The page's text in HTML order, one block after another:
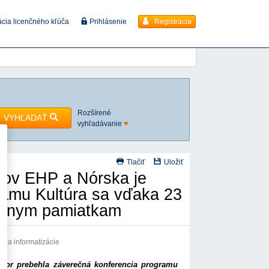
licenčného kľúča Prihlásenie Registrácia
VYHĽADAŤ
Rozšírené
vyhľadávanie
Tlačiť
Uložiť
EHP a Nórska je
Kultúra sa vďaka 23
pamiatkam
a informatizácie
prebehla záverečná konferencia programu